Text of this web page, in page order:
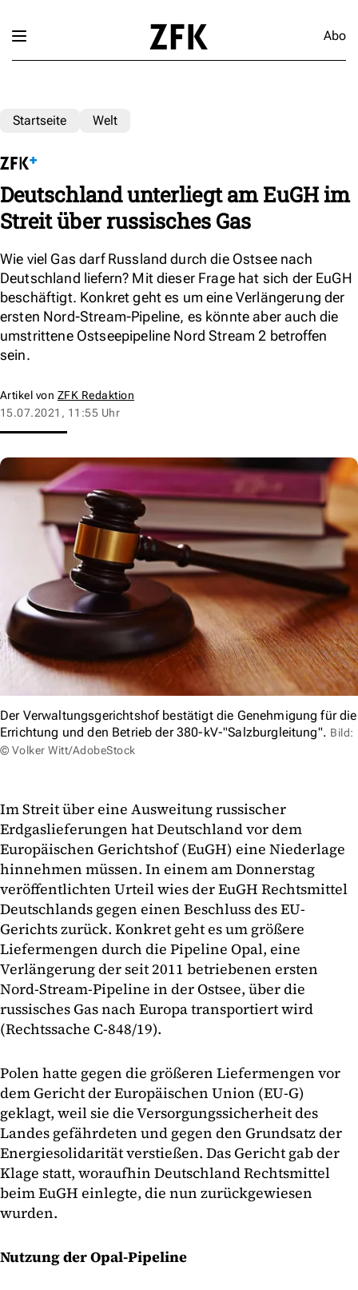
Abo
Startseite Welt
Deutschland unterliegt am EuGH im
Streit über russisches Gas
Wie viel Gas darf Russland durch die Ostsee nach
Deutschland liefern? Mit dieser Frage hat sich der EuGH
beschäftigt. Konkret geht es um eine Verlängerung der
ersten Nord-Stream-Pipeline, es könnte aber auch die
umstrittene Ostseepipeline Nord Stream 2 betroffen
sein.
Artikel von ZFK Redaktion
15.07.2021, 11:55 Uhr
Der Verwaltungsgerichtshof bestätigt die Genehmigung für die
Errichtung und den Betrieb der 380-kV-"Salzburgleitung". Bild:
© Volker Witt/AdobeStock
Im Streit über eine Ausweitung russischer
Erdgaslieferungen hat Deutschland vor dem
Europäischen Gerichtshof (EuGH) eine Niederlage
hinnehmen müssen. In einem am Donnerstag
veröffentlichten Urteil wies der EuGH Rechtsmittel
Deutschlands gegen einen Beschluss des EU-
Gerichts zurück. Konkret geht es um größere
Liefermengen durch die Pipeline Opal, eine
Verlängerung der seit 2011 betriebenen ersten
Nord-Stream-Pipeline in der Ostsee, über die
russisches Gas nach Europa transportiert wird
(Rechtssache C-848/19).
Polen hatte gegen die größeren Liefermengen vor
dem Gericht der Europäischen Union (EU-G)
geklagt, weil sie die Versorgungssicherheit des
Landes gefährdeten und gegen den Grundsatz der
Energiesolidarität verstießen. Das Gericht gab der
Klage statt, woraufhin Deutschland Rechtsmittel
beim EuGH einlegte, die nun zurückgewiesen
wurden.
Nutzung der Opal-Pipeline